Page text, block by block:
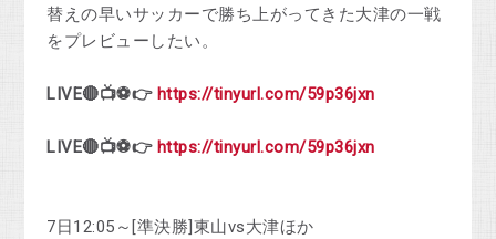
替えの早いサッカーで勝ち上がってきた大津の一戦
をプレビューしたい。
LIVE🔴📺⚽👉 https://tinyurl.com/59p36jxn
LIVE🔴📺⚽👉 https://tinyurl.com/59p36jxn
7日12:05～[準決勝]東山vs大津ほか